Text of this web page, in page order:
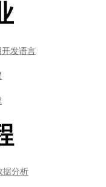
发语言
据分析